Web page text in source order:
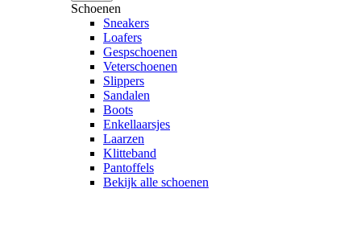
Schoenen
Sneakers
Loafers
Gespschoenen
Veterschoenen
Slippers
Sandalen
Boots
Enkellaarsjes
Laarzen
Klitteband
Pantoffels
Bekijk alle schoenen